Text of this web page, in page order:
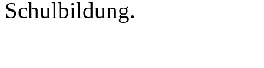
Schulbildung.